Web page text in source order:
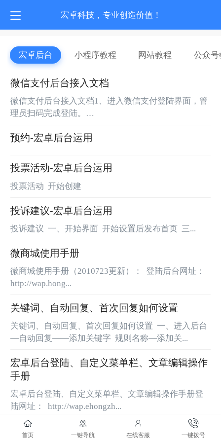
宏卓科技，专业创造价值！
宏卓后台 小程序教程 网站教程 公众号
微信支付后台接入文档
微信支付后台接入文档1、进入微信支付登陆界面，管
理员扫码完成登陆。
2、进入账户中心安装操作证书。 3、进入API安全完
预约-宏卓后台运用
投票活动-宏卓后台运用
投票活动 开始创建
投诉建议-宏卓后台运用
投诉建议 一、开始界面 开始设置后发布首页 三...
微商城使用手册
微商城使用手册（2010723更新）： 登陆后台网址：
http://wap.hong...
关键词、自动回复、首次回复如何设置
关键词、自动回复、首次回复如何设置 一、进入后台
—自动回复——添加关键字 规则名称—添加关...
宏卓后台登陆、自定义菜单栏、文章编辑操作
手册
宏卓后台登陆、自定义菜单栏、文章编辑操作手册登
陆网址： http://wap.ehongzh...
首页 一键导航 在线客服 一键拨号